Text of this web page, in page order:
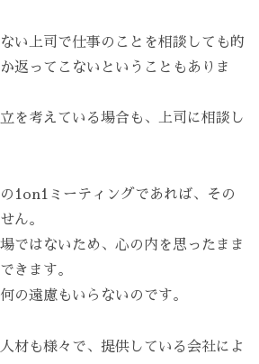
い上司で仕事のことを相談しても的
返ってこないということもありま
を考えている場合も、上司に相談し
1on1ミーティングであれば、その
ん。
ではないため、心の内を思ったまま
きます。
の遠慮もいらないのです。
材も様々で、提供している会社によ